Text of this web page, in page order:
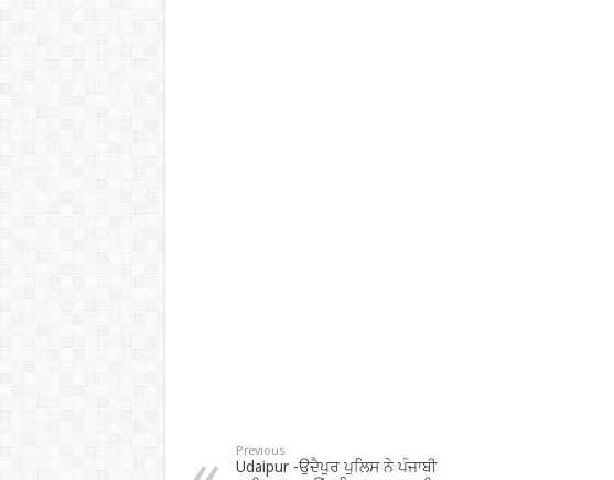
Previous
Udaipur -ਉਦੈਪੁਰ ਪੁਲਿਸ ਨੇ ਪੰਜਾਬੀ